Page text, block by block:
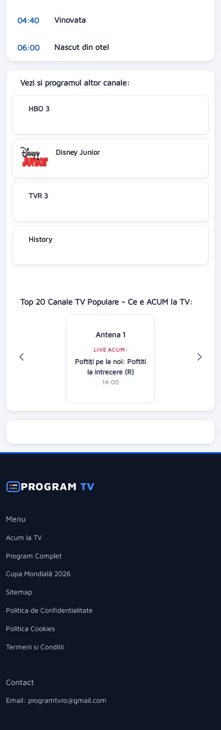
04:40 Vinovata
06:00 Nascut din otel
Vezi si programul altor canale:
HBO 3
Disney Junior
TVR 3
History
Top 20 Canale TV Populare - Ce e ACUM la TV:
Antena 1
LIVE ACUM:
Poftiţi pe la noi: Poftiti
la intrecere (R)
14:00
PROGRAMTV
Menu
Acum la TV
Program Complet
Cupa Mondială 2026
Sitemap
Politica de Confidentialitate
Politica Cookies
Termeni si Conditii
Contact
Email: programtvro@gmail.com